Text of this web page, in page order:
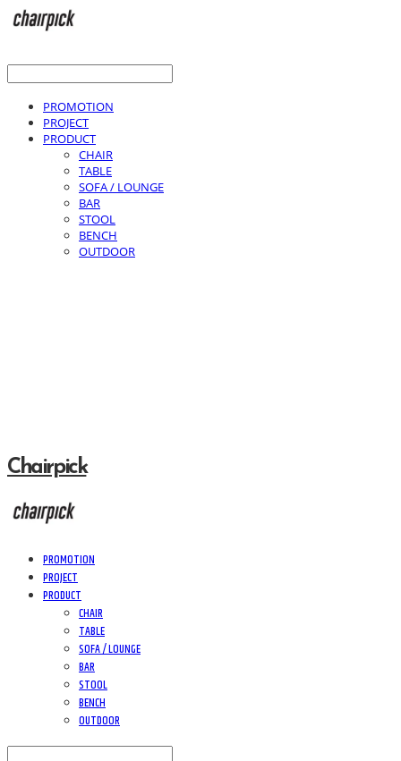
PROMOTION
PROJECT
PRODUCT
CHAIR
TABLE
SOFA / LOUNGE
BAR
STOOL
BENCH
OUTDOOR
Chairpick
PROMOTION
PROJECT
PRODUCT
CHAIR
TABLE
SOFA / LOUNGE
BAR
STOOL
BENCH
OUTDOOR